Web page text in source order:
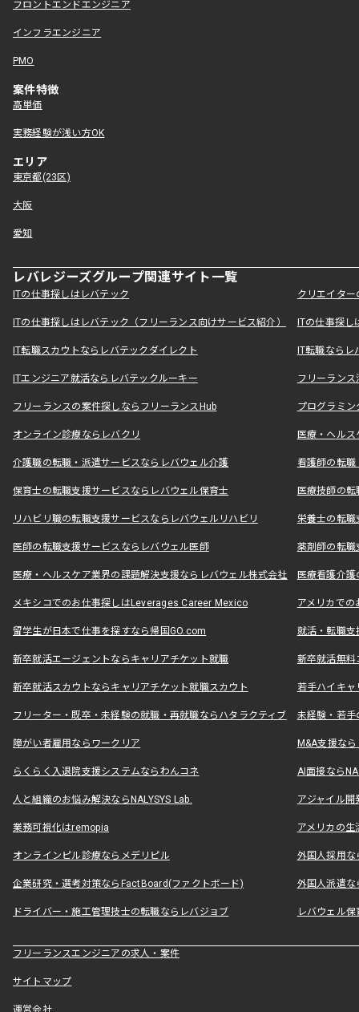
フロントエンドエンジニア
インフラエンジニア
PMO
案件特徴
高単価
実務経験が浅い方OK
エリア
東京都(23区)
大阪
愛知
レバレジーズグループ関連サイト一覧
ITの仕事探しはレバテック クリエイタ
ITの仕事探しはレバテック（フリーランス向けサービス紹介） ITの仕事探
IT転職スカウトならレバテックダイレクト IT転職なら
ITエンジニア就活ならレバテックルーキー フリーラン
フリーランスの案件探しならフリーランスHub プログラミ
オンライン診療ならレバクリ 医療・ヘル
介護職の転職・派遣サービスならレバウェル介護 看護師の転
保育士の転職支援サービスならレバウェル保育士 医療技師の
リハビリ職の転職支援サービスならレバウェルリハビリ 栄養士の転
医師の転職支援サービスならレバウェル医師 薬剤師の転
医療・ヘルスケア業界の課題解決支援ならレバウェル株式会社 医療看護介
メキシコでのお仕事探しはLeverages Career Mexico アメリカで
留学生が日本で仕事を探すなら帰国GO.com 就活・転職
新卒就活エージェントならキャリアチケット就職 新卒就活無料
新卒就活スカウトならキャリアチケット就職スカウト 若手ハイキ
フリーター・既卒・未経験の就職・再就職ならハタラクティブ 未経験・若手
障がい者雇用ならワークリア M&A支援な
らくらく入退院支援システムならわんコネ AI面接なら
人と組織のお悩み解決ならNALYSYS Lab. アジャイル
業務可視化はremopia アメリカの
オンラインピル診療ならメデリピル 外国人採用
企業研究・選考対策ならFactBoard(ファクトボード) 外国人派遣な
ドライバー・施工管理技士の転職ならレバジョブ レバウェル
フリーランスエンジニアの求人・案件
サイトマップ
運営会社